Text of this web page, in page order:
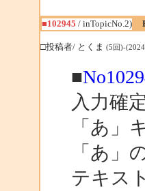
■102945 / inTopicNo.2)
□投稿者/ とくま (5回)-
■
入力確
「あ」
「あ」
テキス